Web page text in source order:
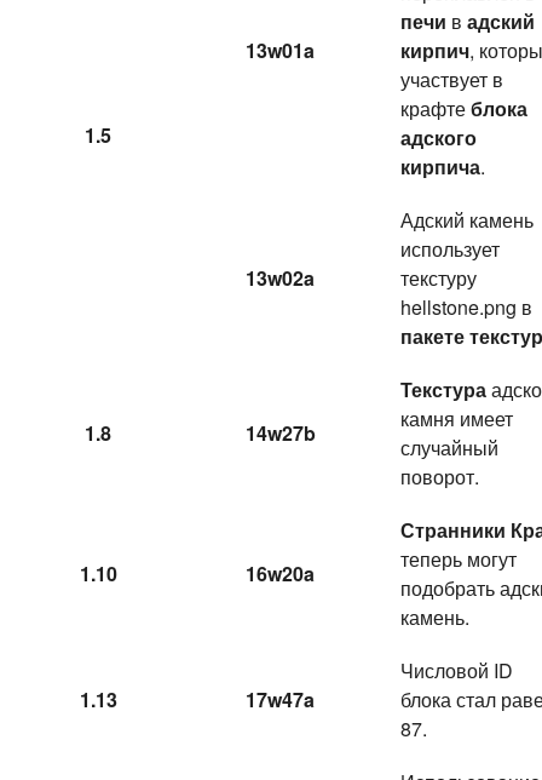
1.5
13w01a
печи в адский
кирпич,
участвует в
крафтеблока
адского
кирпича.
13w02a
Адский камень
использует
текстуру
hellstone.png в
пакете текстур
1.8 14w27b
Текстура
камня имеет
случайный
поворот.
1.10 16w20a
Странники
теперь могут
подобрать
камень.
1.13 17w47a
Числовой ID
блока стал
87.